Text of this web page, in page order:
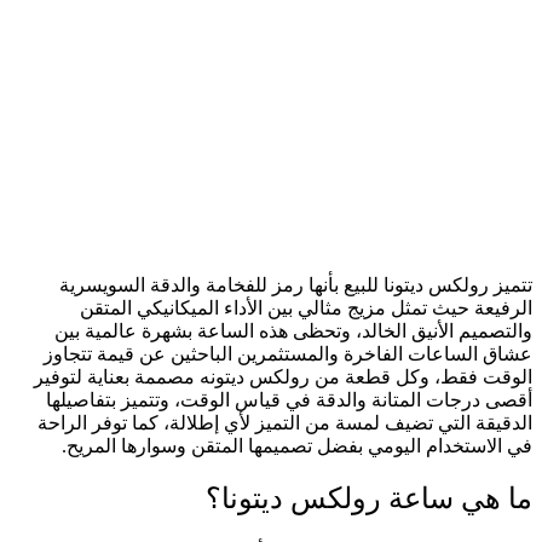
تتميز رولكس ديتونا للبيع بأنها رمز للفخامة والدقة السويسرية
الرفيعة حيث تمثل مزيج مثالي بين الأداء الميكانيكي المتقن
والتصميم الأنيق الخالد، وتحظى هذه الساعة بشهرة عالمية بين
عشاق الساعات الفاخرة والمستثمرين الباحثين عن قيمة تتجاوز
الوقت فقط، وكل قطعة من رولكس ديتونه مصممة بعناية لتوفير
أقصى درجات المتانة والدقة في قياس الوقت، وتتميز بتفاصيلها
الدقيقة التي تضيف لمسة من التميز لأي إطلالة، كما توفر الراحة
في الاستخدام اليومي بفضل تصميمها المتقن وسوارها المريح.
ما هي ساعة رولكس ديتونا؟